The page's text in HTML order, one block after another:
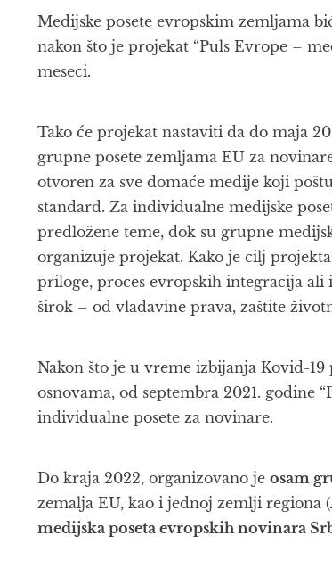
Medijske posete evropskim zemljama
nakon što je projekat “Puls Evrope –
meseci.
Tako će projekat nastaviti da do maja
grupne posete zemljama EU za
otvoren za sve domaće medije koji
standard. Za individualne medijske
predložene teme, dok su grupne
organizuje projekat. Kako je cilj
priloge, proces evropskih integracija ali
širok – od vladavine prava, zaštite
Nakon što je u vreme izbijanja Kovid-
osnovama, od septembra 2021. godine
individualne posete za novinare.
Do kraja 2022, organizovano je osam
zemalja EU, kao i jednoj zemlji regiona
medijska poseta evropskih novinara